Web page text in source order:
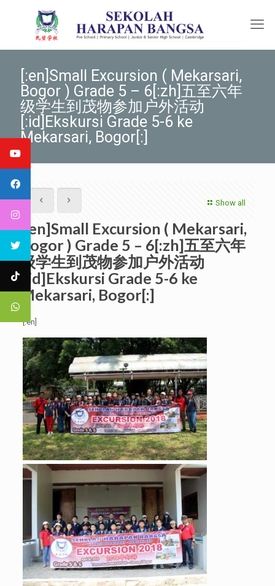
[:en]Small Excursion ( Mekarsari,
Bogor ) Grade 5 – 6[:zh]五至六年
级学生到茂物参加户外活动
[:id]Ekskursi Grade 5-6 ke
Mekarsari, Bogor[:]
Show all
[:en]Small Excursion ( Mekarsari,
Bogor ) Grade 5 – 6[:zh]五至六年
级学生到茂物参加户外活动
[:id]Ekskursi Grade 5-6 ke
Mekarsari, Bogor[:]
[:en]